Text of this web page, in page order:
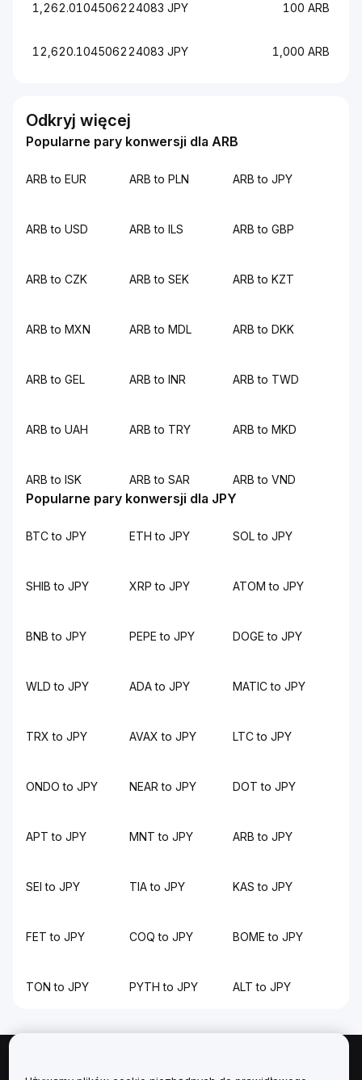
1,262.0104506224083 JPY 100 ARB
12,620.104506224083 JPY 1,000 ARB
Odkryj więcej
Popularne pary konwersji dla ARB
ARB to EUR ARB to PLN ARB to JPY
ARB to USD ARB to ILS ARB to GBP
ARB to CZK ARB to SEK ARB to KZT
ARB to MXN ARB to MDL ARB to DKK
ARB to GEL ARB to INR ARB to TWD
ARB to UAH ARB to TRY ARB to MKD
ARB to ISK ARB to SAR ARB to VND
Popularne pary konwersji dla JPY
BTC to JPY ETH to JPY SOL to JPY
SHIB to JPY XRP to JPY ATOM to JPY
BNB to JPY PEPE to JPY DOGE to JPY
WLD to JPY ADA to JPY MATIC to JPY
TRX to JPY AVAX to JPY LTC to JPY
ONDO to JPY NEAR to JPY DOT to JPY
APT to JPY MNT to JPY ARB to JPY
SEI to JPY TIA to JPY KAS to JPY
FET to JPY COQ to JPY BOME to JPY
TON to JPY PYTH to JPY ALT to JPY
Informacje